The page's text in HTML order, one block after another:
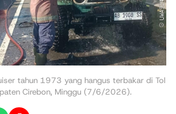
tahun 1973 yang hangus terbakar di Tol
Cirebon, Minggu (7/6/2026).